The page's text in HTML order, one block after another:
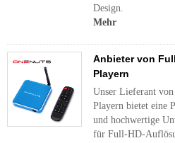
Design.
Mehr
Anbieter von
Playern
Unser Lieferant
Playern bietet eine
und hochwertige
für Full-HD-